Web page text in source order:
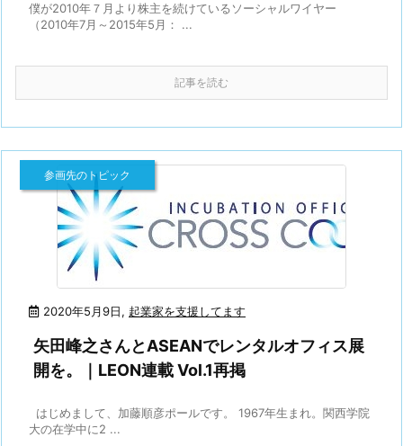
僕が2010年７月より株主を続けているソーシャルワイヤー
（2010年7月～2015年5月： ...
記事を読む
2020年5月9日
参画先のトピック
, 起業家を支援してます
矢田峰之さんとASEANでレンタルオフィス展
開を。｜LEON連載 Vol.1再掲
はじめまして、加藤順彦ポールです。 1967年生まれ。関西学院
大の在学中に2 ...